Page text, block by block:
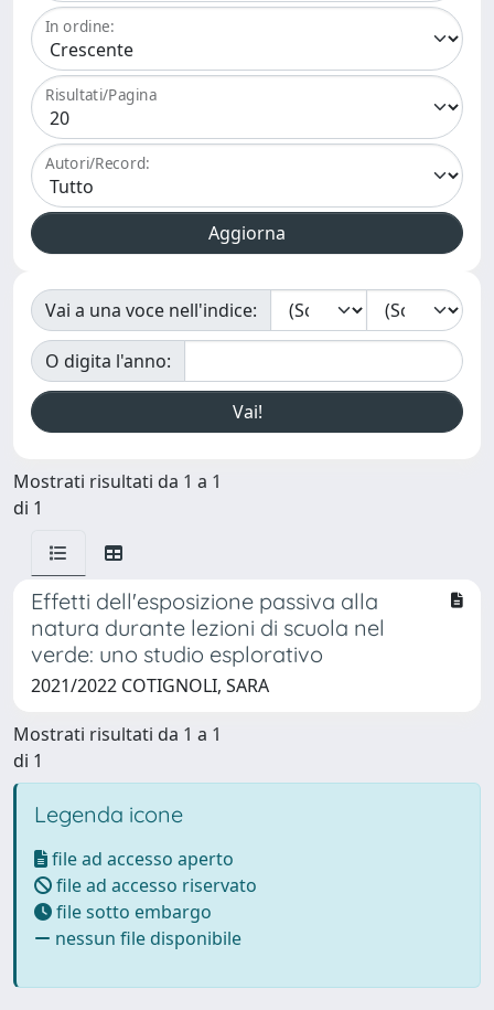
In ordine:
Risultati/Pagina
Autori/Record:
Vai a una voce nell'indice:
O digita l'anno:
Mostrati risultati da 1 a 1
di 1
Effetti dell'esposizione passiva alla
natura durante lezioni di scuola nel
verde: uno studio esplorativo
2021/2022 COTIGNOLI, SARA
Mostrati risultati da 1 a 1
di 1
Legenda icone
file ad accesso aperto
file ad accesso riservato
file sotto embargo
nessun file disponibile